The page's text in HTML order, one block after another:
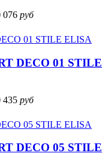
076 руб
DECO 01 STILE
435 руб
DECO 05 STILE